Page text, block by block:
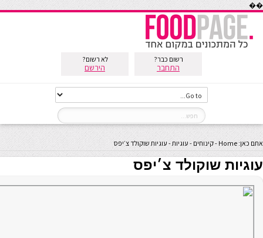
��
רשום כבר?
התחבר
לא רשום?
הירשם
אתם כאן: Home
-קינוחים - עוגיות- עוגיות שוקולד צ׳יפס
עוגיות שוקולד צ׳יפס